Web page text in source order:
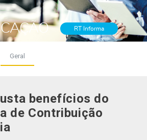
RT Informa
Geral
benefícios do
de Contribuição